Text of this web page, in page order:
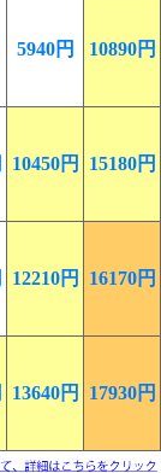
5940円 10890円
10450円 15180円
12210円 16170円
13640円 17930円